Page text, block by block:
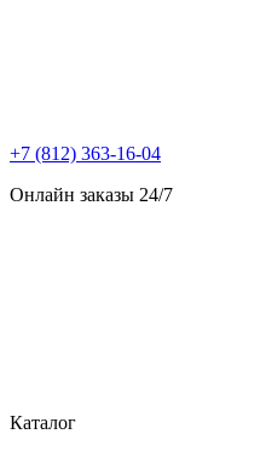
+7 (812) 363-16-04
Онлайн заказы 24/7
Каталог